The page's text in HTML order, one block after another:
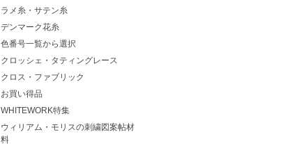
ラメ糸・サテン糸
デンマーク花糸
色番号一覧から選択
クロッシェ・タティングレース
クロス・ファブリック
お買い得品
WHITEWORK特集
ウィリアム・モリスの刺繍図案帖材
料